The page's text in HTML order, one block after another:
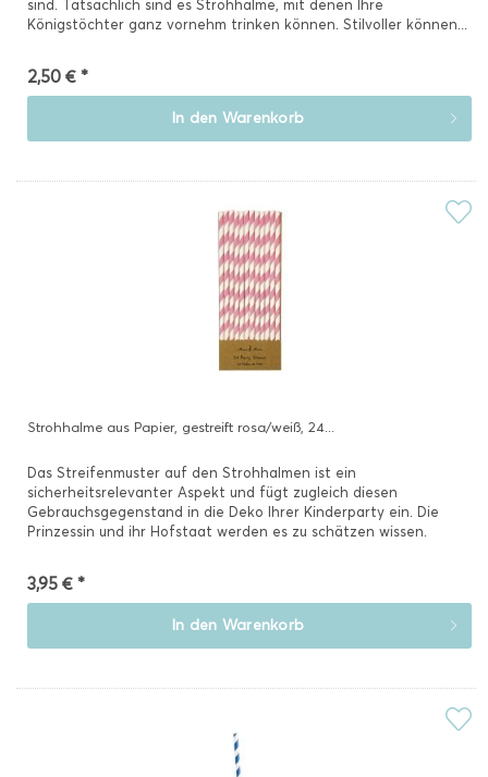
sind. Tatsächlich sind es Strohhalme, mit denen Ihre
Königstöchter ganz vornehm trinken können. Stilvoller können...
2,50 € *
In den Warenkorb
Strohhalme aus Papier, gestreift rosa/weiß, 24...
Das Streifenmuster auf den Strohhalmen ist ein
sicherheitsrelevanter Aspekt und fügt zugleich diesen
Gebrauchsgegenstand in die Deko Ihrer Kinderparty ein. Die
Prinzessin und ihr Hofstaat werden es zu schätzen wissen.
3,95 € *
In den Warenkorb